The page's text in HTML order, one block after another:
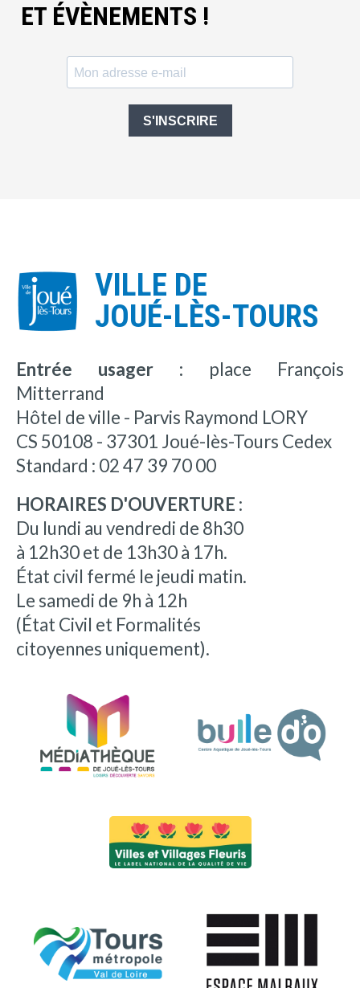
ET ÉVÈNEMENTS !
S'INSCRIRE
VILLE DE
JOUÉ-LÈS-TOURS
Entrée usager : place François
Mitterrand
Hôtel de ville - Parvis Raymond LORY
CS 50108 - 37301 Joué-lès-Tours Cedex
Standard : 02 47 39 70 00
HORAIRES D'OUVERTURE :
Du lundi au vendredi de 8h30
à 12h30 et de 13h30 à 17h.
État civil fermé le jeudi matin.
Le samedi de 9h à 12h
(État Civil et Formalités
citoyennes uniquement).